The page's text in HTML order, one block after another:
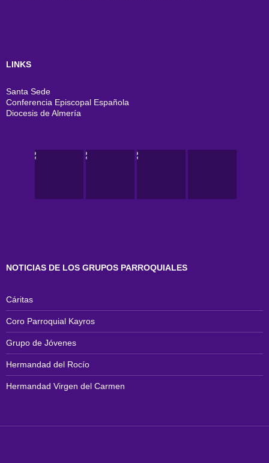
LINKS
Santa Sede
Conferencia Episcopal Española
Diocesis de Almería
NOTICIAS DE LOS GRUPOS PARROQUIALES
Cáritas
Coro Parroquial Kayros
Grupo de Jóvenes
Hermandad del Rocío
Hermandad Virgen del Carmen